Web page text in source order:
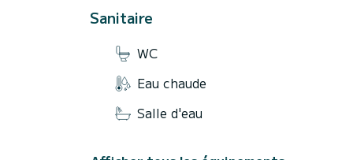
Sanitaire
WC
Eau chaude
Salle d'eau